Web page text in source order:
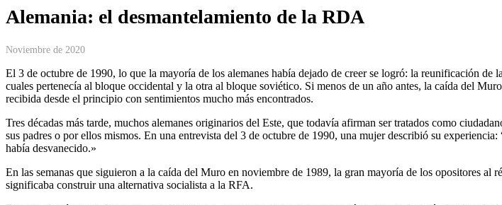
Alemania: el desmantelamiento de la RDA
Noviembre de 2020
El 3 de octubre de 1990, lo que la mayoría de los alemanes había dejado de creer se logró: la reunificación
cuales pertenecía al bloque occidental y la otra al bloque soviético. Si menos de un año antes, la caída del
recibida desde el principio con sentimientos mucho más encontrados.
Tres décadas más tarde, muchos alemanes originarios del Este, que todavía afirman ser tratados como
sus padres o por ellos mismos. En una entrevista del 3 de octubre de 1990, una mujer describió su
había desvanecido.»
En las semanas que siguieron a la caída del Muro en noviembre de 1989, la gran mayoría de los opositores
significaba construir una alternativa socialista a la RFA.